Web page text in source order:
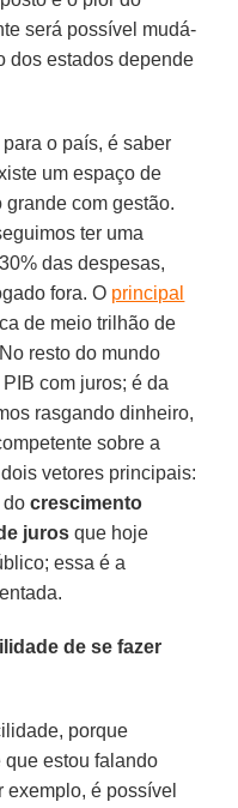
será possível mudá-
dos estados depende
o país, é saber
um espaço de
grande com gestão.
ter uma
das despesas,
fora. O principal
de meio trilhão de
resto do mundo
com juros; é da
rasgando dinheiro,
sobre a
vetores principais:
docrescimento
juros que hoje
essa é a
de se fazer
porque
que estou falando
exemplo, é possível